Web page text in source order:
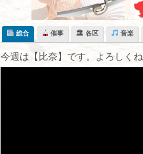
総合 催事 🏛 各区 音楽
今週は【比奈】です。よろしくね